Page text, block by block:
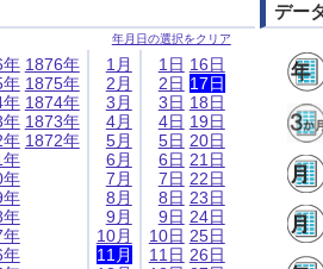
年月日の選択をクリア
年
年
年
年
年
年
年
年
年
年
年
1876年
1875年
1874年
1873年
1872年
1月
2月
3月
4月
5月
6月
7月
8月
9月
10月
11月
1日
2日
3日
4日
5日
6日
7日
8日
9日
10日
11日
16日
17日
18日
19日
20日
21日
22日
23日
24日
25日
26日
デー